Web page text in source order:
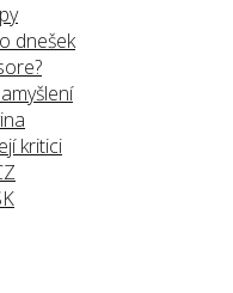
dnešek
kritici